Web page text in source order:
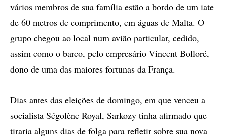
vários membros de sua família estão a bordo de um iate
de 60 metros de comprimento, em águas de Malta. O
grupo chegou ao local num avião particular, cedido,
assim como o barco, pelo empresário Vincent Bolloré,
dono de uma das maiores fortunas da França.
Dias antes das eleições de domingo, em que venceu a
socialista Ségolène Royal, Sarkozy tinha afirmado que
tiraria alguns dias de folga para refletir sobre sua nova